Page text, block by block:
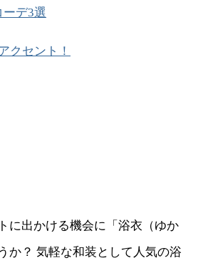
デ3選
クセント！
に出かける機会に「浴衣（ゆか
か？ 気軽な和装として人気の浴